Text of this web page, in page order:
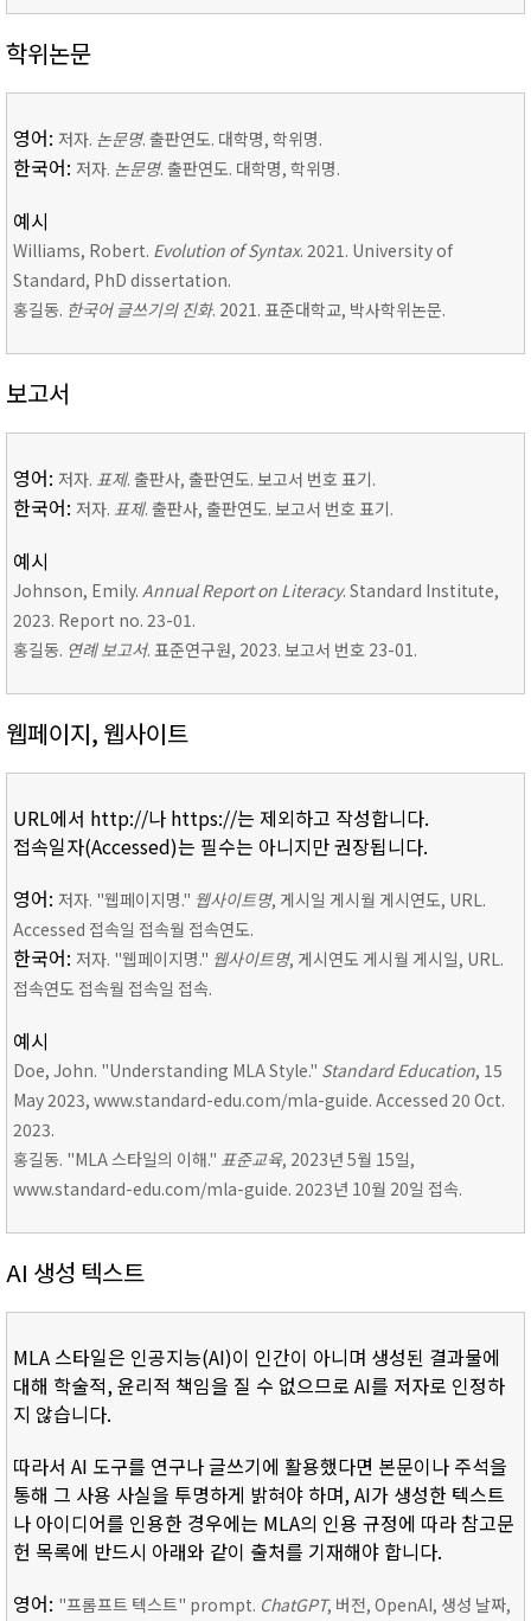
학위논문
영어: 저자. 논문명. 출판연도. 대학명, 학위명.
한국어: 저자. 논문명. 출판연도. 대학명, 학위명.
예시
Williams, Robert. Evolution of Syntax. 2021. University of
Standard, PhD dissertation.
홍길동. 한국어 글쓰기의 진화. 2021. 표준대학교, 박사학위논문.
보고서
영어: 저자. 표제. 출판사, 출판연도. 보고서 번호 표기.
한국어: 저자. 표제. 출판사, 출판연도. 보고서 번호 표기.
예시
Johnson, Emily. Annual Report on Literacy. Standard Institute,
2023. Report no. 23-01.
홍길동. 연례 보고서. 표준연구원, 2023. 보고서 번호 23-01.
웹페이지, 웹사이트
URL에서 http://나 https://는 제외하고 작성합니다.
접속일자(Accessed)는 필수는 아니지만 권장됩니다.
영어: 저자. "웹페이지명." 웹사이트명, 게시일 게시월 게시연도, URL.
Accessed 접속일 접속월 접속연도.
한국어: 저자. "웹페이지명." 웹사이트명, 게시연도 게시월 게시일, URL.
접속연도 접속월 접속일 접속.
예시
Doe, John. "Understanding MLA Style." Standard Education, 15
May 2023, www.standard-edu.com/mla-guide. Accessed 20 Oct.
2023.
홍길동. "MLA 스타일의 이해." 표준교육, 2023년 5월 15일,
www.standard-edu.com/mla-guide. 2023년 10월 20일 접속.
AI 생성 텍스트
MLA 스타일은 인공지능(AI)이 인간이 아니며 생성된 결과물에
대해 학술적, 윤리적 책임을 질 수 없으므로 AI를 저자로 인정하
지 않습니다.
따라서 AI 도구를 연구나 글쓰기에 활용했다면 본문이나 주석을
통해 그 사용 사실을 투명하게 밝혀야 하며, AI가 생성한 텍스트
나 아이디어를 인용한 경우에는 MLA의 인용 규정에 따라 참고문
헌 목록에 반드시 아래와 같이 출처를 기재해야 합니다.
영어: "프롬프트 텍스트" prompt. ChatGPT, 버전, OpenAI, 생성 날짜,